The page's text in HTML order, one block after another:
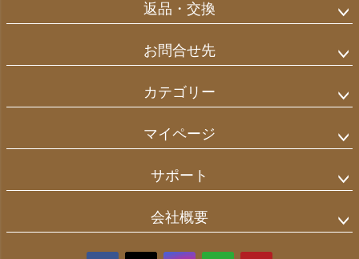
返品・交換
お問合せ先
カテゴリー
マイページ
サポート
会社概要